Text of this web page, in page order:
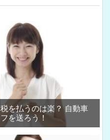
を払うのは楽？ 自動車
を送ろう！